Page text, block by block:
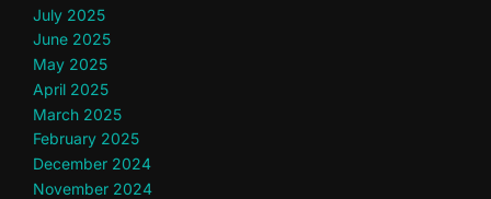
July 2025
June 2025
May 2025
April 2025
March 2025
February 2025
December 2024
November 2024